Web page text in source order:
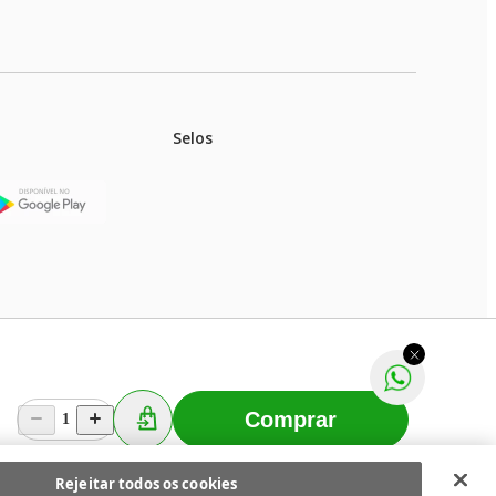
1 Comprar
Selos
na rede de lojas físicas.
prévio. Fast Shop S. A. CNPJ: 43.708.379/0001-
Fast Shop - Todos os direitos reservadosRF
Selecionar os Cookies
Rejeitar todos os cookies